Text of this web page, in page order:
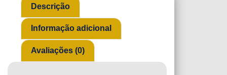
Descrição
Informação adicional
Avaliações (0)